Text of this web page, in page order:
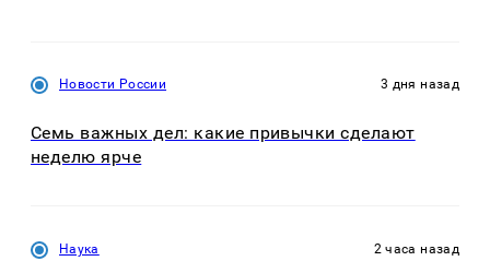
Новости России 3 дня назад
Семь важных дел: какие привычки сделают
неделю ярче
Наука 2 часа назад